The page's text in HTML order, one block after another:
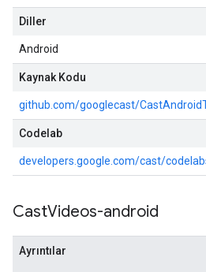
Diller
Android
Kaynak Kodu
github.com/googlecast/
Codelab
developers.google.com/cast/
CastVideos-android
Ayrıntılar